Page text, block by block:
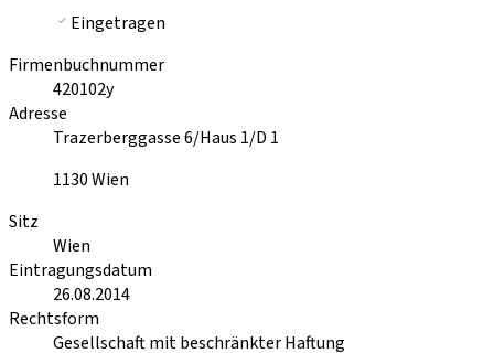
Eingetragen
Firmenbuchnummer
420102y
Adresse
Trazerberggasse 6/Haus 1/D 1
1130Wien
Sitz
Wien
Eintragungsdatum
26.08.2014
Rechtsform
Gesellschaft mit beschränkter Haftung